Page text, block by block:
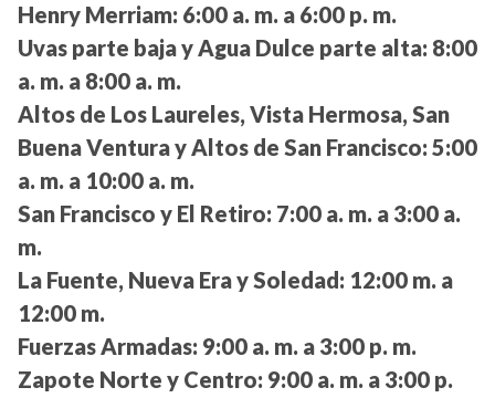
Henry Merriam: 6:00 a. m. a 6:00 p. m.
Uvas parte baja y Agua Dulce parte alta: 8:00
a. m. a 8:00 a. m.
Altos de Los Laureles, Vista Hermosa, San
Buena Ventura y Altos de San Francisco: 5:00
a. m. a 10:00 a. m.
San Francisco y El Retiro: 7:00 a. m. a 3:00 a.
m.
La Fuente, Nueva Era y Soledad: 12:00 m. a
12:00 m.
Fuerzas Armadas: 9:00 a. m. a 3:00 p. m.
Zapote Norte y Centro: 9:00 a. m. a 3:00 p.